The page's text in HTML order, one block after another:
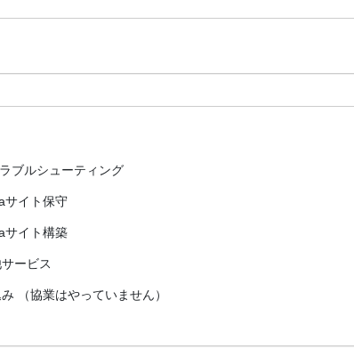
ブルシューティング
イト保守
イト構築
ービス
（協業はやっていません）